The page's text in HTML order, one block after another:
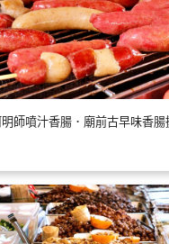
師噴汁香腸．廟前古早味香腸